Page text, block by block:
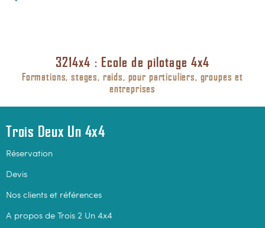
3214x4 : Ecole de pilotage 4x4
Formations, stages, raids, pour particuliers, groupes et
entreprises
Trois Deux Un 4x4
Réservation
Devis
Nos clients et références
A propos de Trois 2 Un 4x4